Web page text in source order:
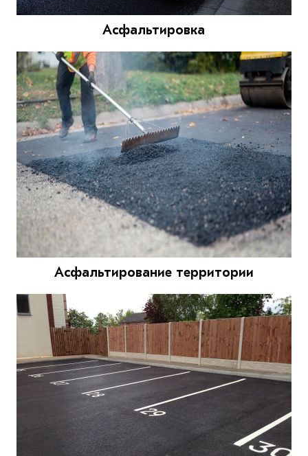
Асфальтировка
Асфальтирование территории